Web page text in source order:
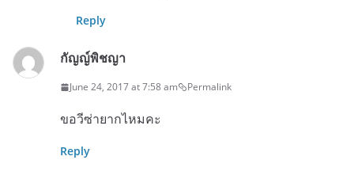
Reply
กัญญ์พิชญา
June 24, 2017 at 7:58 am Permalink
ขอวีซ่ายากไหมคะ
Reply